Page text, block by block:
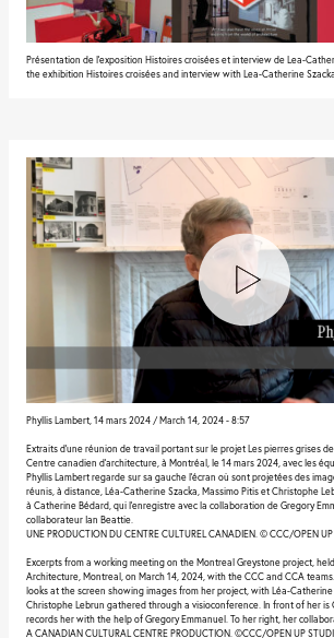
Présentation de l'exposition Histoires croisées et interview de Lea-
the exhibition Histoires croisées and interview with Lea-Catherine
Phyllis Lambert, 14 mars 2024 / March 14, 2024 - 8:57
Extraits d’une réunion de travail portant sur le projet Les pierres grises
Centre canadien d’architecture, à Montréal, le 14 mars 2024, avec les
Phyllis Lambert regarde sur sa gauche l’écran où sont projetées des
réunis, à distance, Léa-Catherine Szacka, Massimo Pitis et Christophe
à Catherine Bédard, qui l’enregistre avec la collaboration de Gregory
collaborateur Ian Beattie.
UNE PRODUCTION DU CENTRE CULTUREL CANADIEN. © CCC/OPEN
Excerpts from a working meeting on the Montreal Greystone project,
Architecture, Montreal, on March 14, 2024, with the CCC and CCA
looks at the screen showing images from her project, with Léa-Catherine
Christophe Lebrun gathered through a visioconference. In front of her is
records her with the help of Gregory Emmanuel. To her right, her
A CANADIAN CULTURAL CENTRE PRODUCTION. ©CCC/OPEN UP